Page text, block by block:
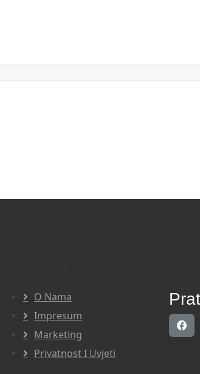
O Nama
Impresum
Marketing
Privatnost I Uvjeti